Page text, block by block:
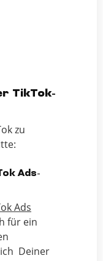
TikTok-
zu
Ads-
Ads
für ein
Deiner